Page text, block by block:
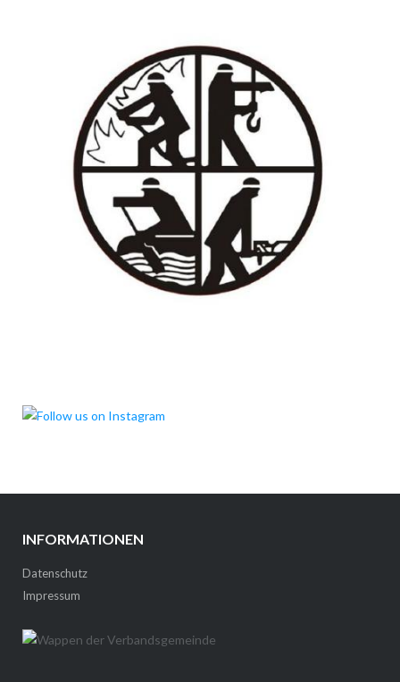
INFORMATIONEN
Datenschutz
Impressum